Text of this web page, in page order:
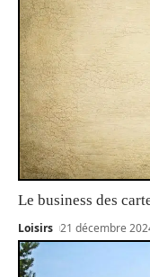
Le business des
Loisirs 21 décembre